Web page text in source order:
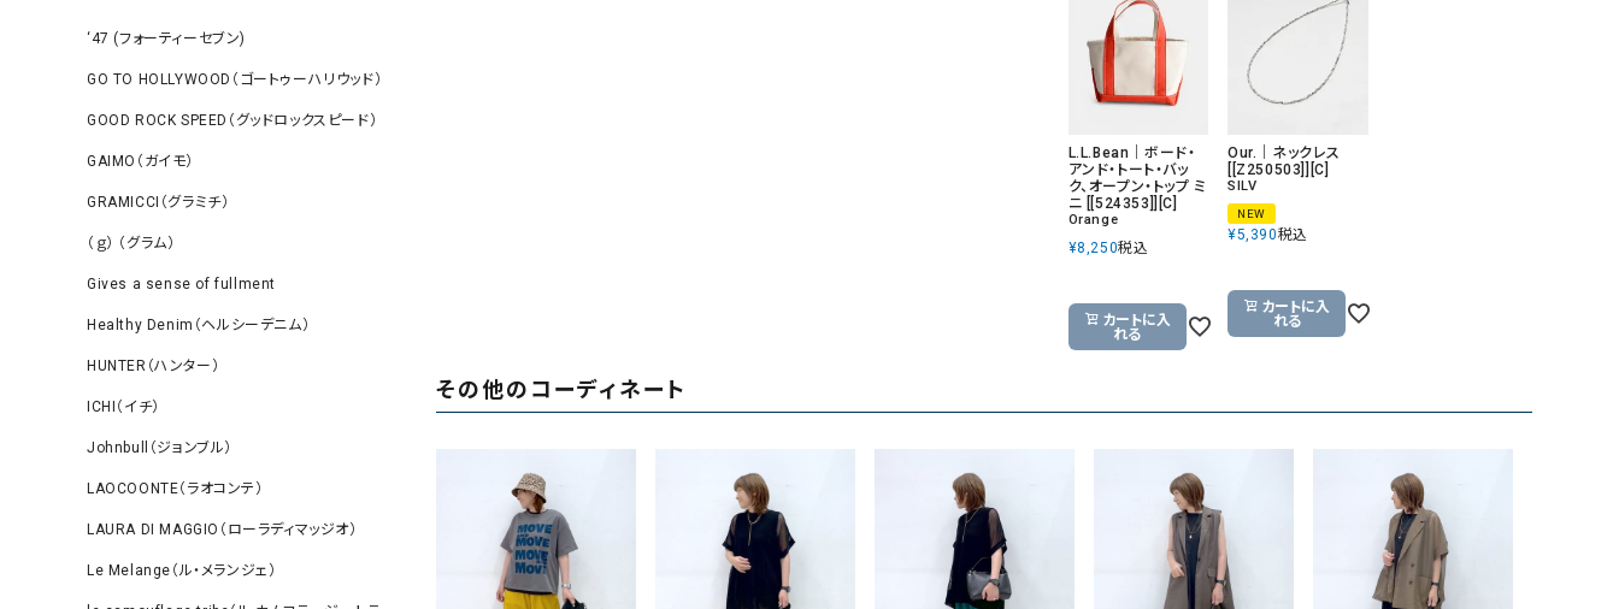
‘47 (フォーティーセブン)
GO TO HOLLYWOOD（ゴートゥーハリウッド）
GOOD ROCK SPEED（グッドロックスピード）
GAIMO（ガイモ）
GRAMICCI（グラミチ）
（ｇ） （グラム）
Gives a sense of fullment
Healthy Denim（ヘルシーデニム）
HUNTER（ハンター）
ICHI（イチ）
Johnbull（ジョンブル）
LAOCOONTE（ラオコンテ）
LAURA DI MAGGIO（ローラディマッジオ）
Le Melange（ル・メランジェ）
L.L.Bean｜ボード・
アンド・トート・バッ
ク、オープン・トップ ミ
ニ [[524353]][C]
Orange
¥8,250税込
カートに入
れる
Our.｜ネックレス
[[Z250503]][C]
SILV
NEW
¥5,390税込
カートに入
れる
その他のコーディネート